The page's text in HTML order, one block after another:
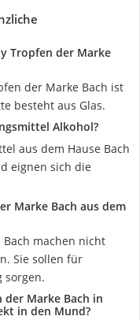
Tropfen der Marke
der Marke Bach ist
besteht aus Glas.
Alkohol?
aus dem Hause Bach
eignen sich die
Marke Bach aus dem
Bach machen nicht
Sie sollen für
sorgen.
der Marke Bach in
in den Mund?